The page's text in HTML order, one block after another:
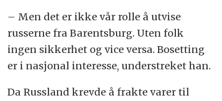
– Men det er ikke vår rolle å utvise
russerne fra Barentsburg. Uten folk
ingen sikkerhet og vice versa. Bosetting
er i nasjonal interesse, understreket han.
Da Russland krevde å frakte varer til